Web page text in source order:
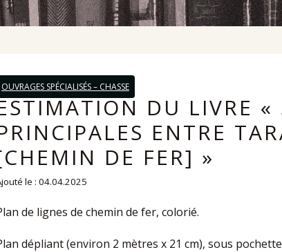
OUVRAGES SPÉCIALISÉS – CHASSE
DU LIVRE «
ENTRE
DE FER] »
le : 04.04.2025
de lignes de chemin de fer, colorié.
dépliant (environ 2 mètres x 21 cm), sous